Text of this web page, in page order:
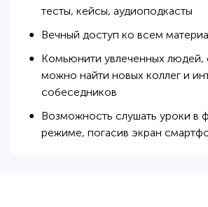
тесты, кейсы, аудиоподкасты
● Вечный доступ ко всем
●
Комьюнити увлеченных людей,
можно найти новых коллег и
собеседников
●
Возможность слушать уроки в
режиме, погасив экран